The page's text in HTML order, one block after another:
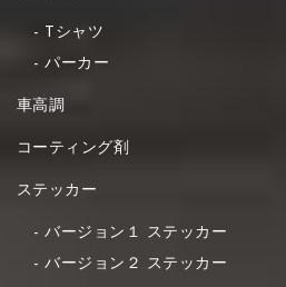
Tシャツ
パーカー
車高調
コーティング剤
ステッカー
バージョン１ ステッカー
バージョン２ ステッカー